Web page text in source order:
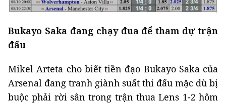
Bukayo Saka đang chạy đua để tham dự trận
đấu
Mikel Arteta cho biết tiền đạo Bukayo Saka của
Arsenal đang tranh giành suất thi đấu mặc dù bị
buộc phải rời sân trong trận thua Lens 1-2 hôm